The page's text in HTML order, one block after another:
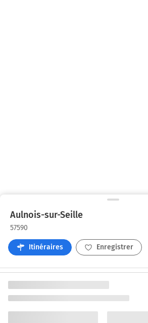
Aulnois-sur-Seille
57590
Itinéraires Enregistrer